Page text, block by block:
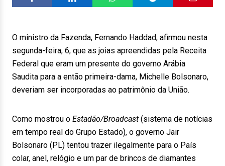
O ministro da Fazenda, Fernando Haddad, afirmou nesta
segunda-feira, 6, que as joias apreendidas pela Receita
Federal que eram um presente do governo Arábia
Saudita para a então primeira-dama, Michelle Bolsonaro,
deveriam ser incorporadas ao patrimônio da União.
Como mostrou o Estadão/Broadcast (sistema de notícias
em tempo real do Grupo Estado), o governo Jair
Bolsonaro (PL) tentou trazer ilegalmente para o País
colar, anel, relógio e um par de brincos de diamantes